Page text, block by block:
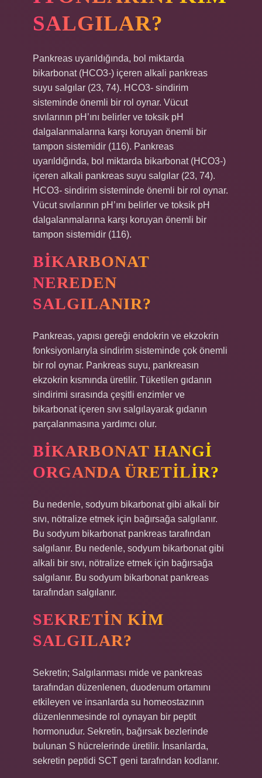
SALGILAR?
Pankreas uyarıldığında, bol miktarda
bikarbonat (HCO3-) içeren alkali pankreas
suyu salgılar (23, 74). HCO3- sindirim
sisteminde önemli bir rol oynar. Vücut
sıvılarının pH’ını belirler ve toksik pH
dalgalanmalarına karşı koruyan önemli bir
tampon sistemidir (116). Pankreas
uyarıldığında, bol miktarda bikarbonat (HCO3-)
içeren alkali pankreas suyu salgılar (23, 74).
HCO3- sindirim sisteminde önemli bir rol oynar.
Vücut sıvılarının pH’ını belirler ve toksik pH
dalgalanmalarına karşı koruyan önemli bir
tampon sistemidir (116).
BIKARBONAT
NEREDEN
SALGILANIR?
Pankreas, yapısı gereği endokrin ve ekzokrin
fonksiyonlarıyla sindirim sisteminde çok önemli
bir rol oynar. Pankreas suyu, pankreasın
ekzokrin kısmında üretilir. Tüketilen gıdanın
sindirimi sırasında çeşitli enzimler ve
bikarbonat içeren sıvı salgılayarak gıdanın
parçalanmasına yardımcı olur.
BIKARBONAT HANGI
ORGANDA ÜRETILIR?
Bu nedenle, sodyum bikarbonat gibi alkali bir
sıvı, nötralize etmek için bağırsağa salgılanır.
Bu sodyum bikarbonat pankreas tarafından
salgılanır. Bu nedenle, sodyum bikarbonat gibi
alkali bir sıvı, nötralize etmek için bağırsağa
salgılanır. Bu sodyum bikarbonat pankreas
tarafından salgılanır.
SEKRETIN KIM
SALGILAR?
Sekretin; Salgılanması mide ve pankreas
tarafından düzenlenen, duodenum ortamını
etkileyen ve insanlarda su homeostazının
düzenlenmesinde rol oynayan bir peptit
hormonudur. Sekretin, bağırsak bezlerinde
bulunan S hücrelerinde üretilir. İnsanlarda,
sekretin peptidi SCT geni tarafından kodlanır.